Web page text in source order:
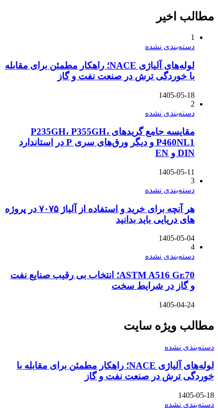
مطالب اخیر
1
دسته‌بندی نشده
لوله‌های آلیاژی NACE؛ راهکار مطمئن برای مقابله
با خوردگی ترش در صنعت نفت و گاز
1405-05-18
2
دسته‌بندی نشده
مقایسه جامع گریدهای P235GH، P355GH،
P460NL1 و دیگر ورق‌های سری P در استاندارد
DIN و EN
1405-05-11
3
دسته‌بندی نشده
هر آنچه برای خرید و استفاده از آلیاژ ۷۰۷۵ در پروژه
های دریایی باید بدانید
1405-05-04
4
دسته‌بندی نشده
ASTM A516 Gr.70؛ انتخاب بی رقیب صنایع نفت
و گاز در شرایط سخت
1405-04-24
مطالب ویژه سایت
دسته‌بندی نشده
لوله‌های آلیاژی NACE؛ راهکار مطمئن برای مقابله با
خوردگی ترش در صنعت نفت و گاز
1405-05-18
دسته‌بندی نشده